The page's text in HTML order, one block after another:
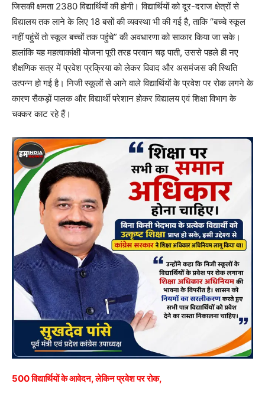
जिसकी क्षमता 2380 विद्यार्थियों की होगी। विद्यार्थियों को दूर-दराज क्षेत्रों से
विद्यालय तक लाने के लिए 18 बसों की व्यवस्था भी की गई है, ताकि “बच्चे स्कूल
नहीं पहुंचें तो स्कूल बच्चों तक पहुंचे” की अवधारणा को साकार किया जा सके।
हालांकि यह महत्वाकांक्षी योजना पूरी तरह परवान चढ़ पाती, उससे पहले ही नए
शैक्षणिक सत्र में प्रवेश प्रक्रिया को लेकर विवाद और असमंजस की स्थिति
उत्पन्न हो गई है। निजी स्कूलों से आने वाले विद्यार्थियों के प्रवेश पर रोक लगने के
कारण सैकड़ों पालक और विद्यार्थी परेशान होकर विद्यालय एवं शिक्षा विभाग के
चक्कर काट रहे हैं।
500 विद्यार्थियों के आवेदन, लेकिन प्रवेश पर रोक,